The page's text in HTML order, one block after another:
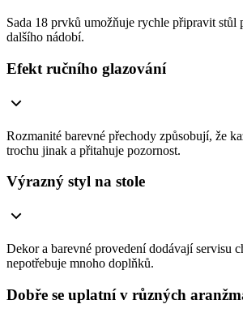
Sada 18 prvků umožňuje rychle připravit stůl
dalšího nádobí.
Efekt ručního glazování
Rozmanité barevné přechody způsobují, že
trochu jinak a přitahuje pozornost.
Výrazný styl na stole
Dekor a barevné provedení dodávají servisu
nepotřebuje mnoho doplňků.
Dobře se uplatní v různých